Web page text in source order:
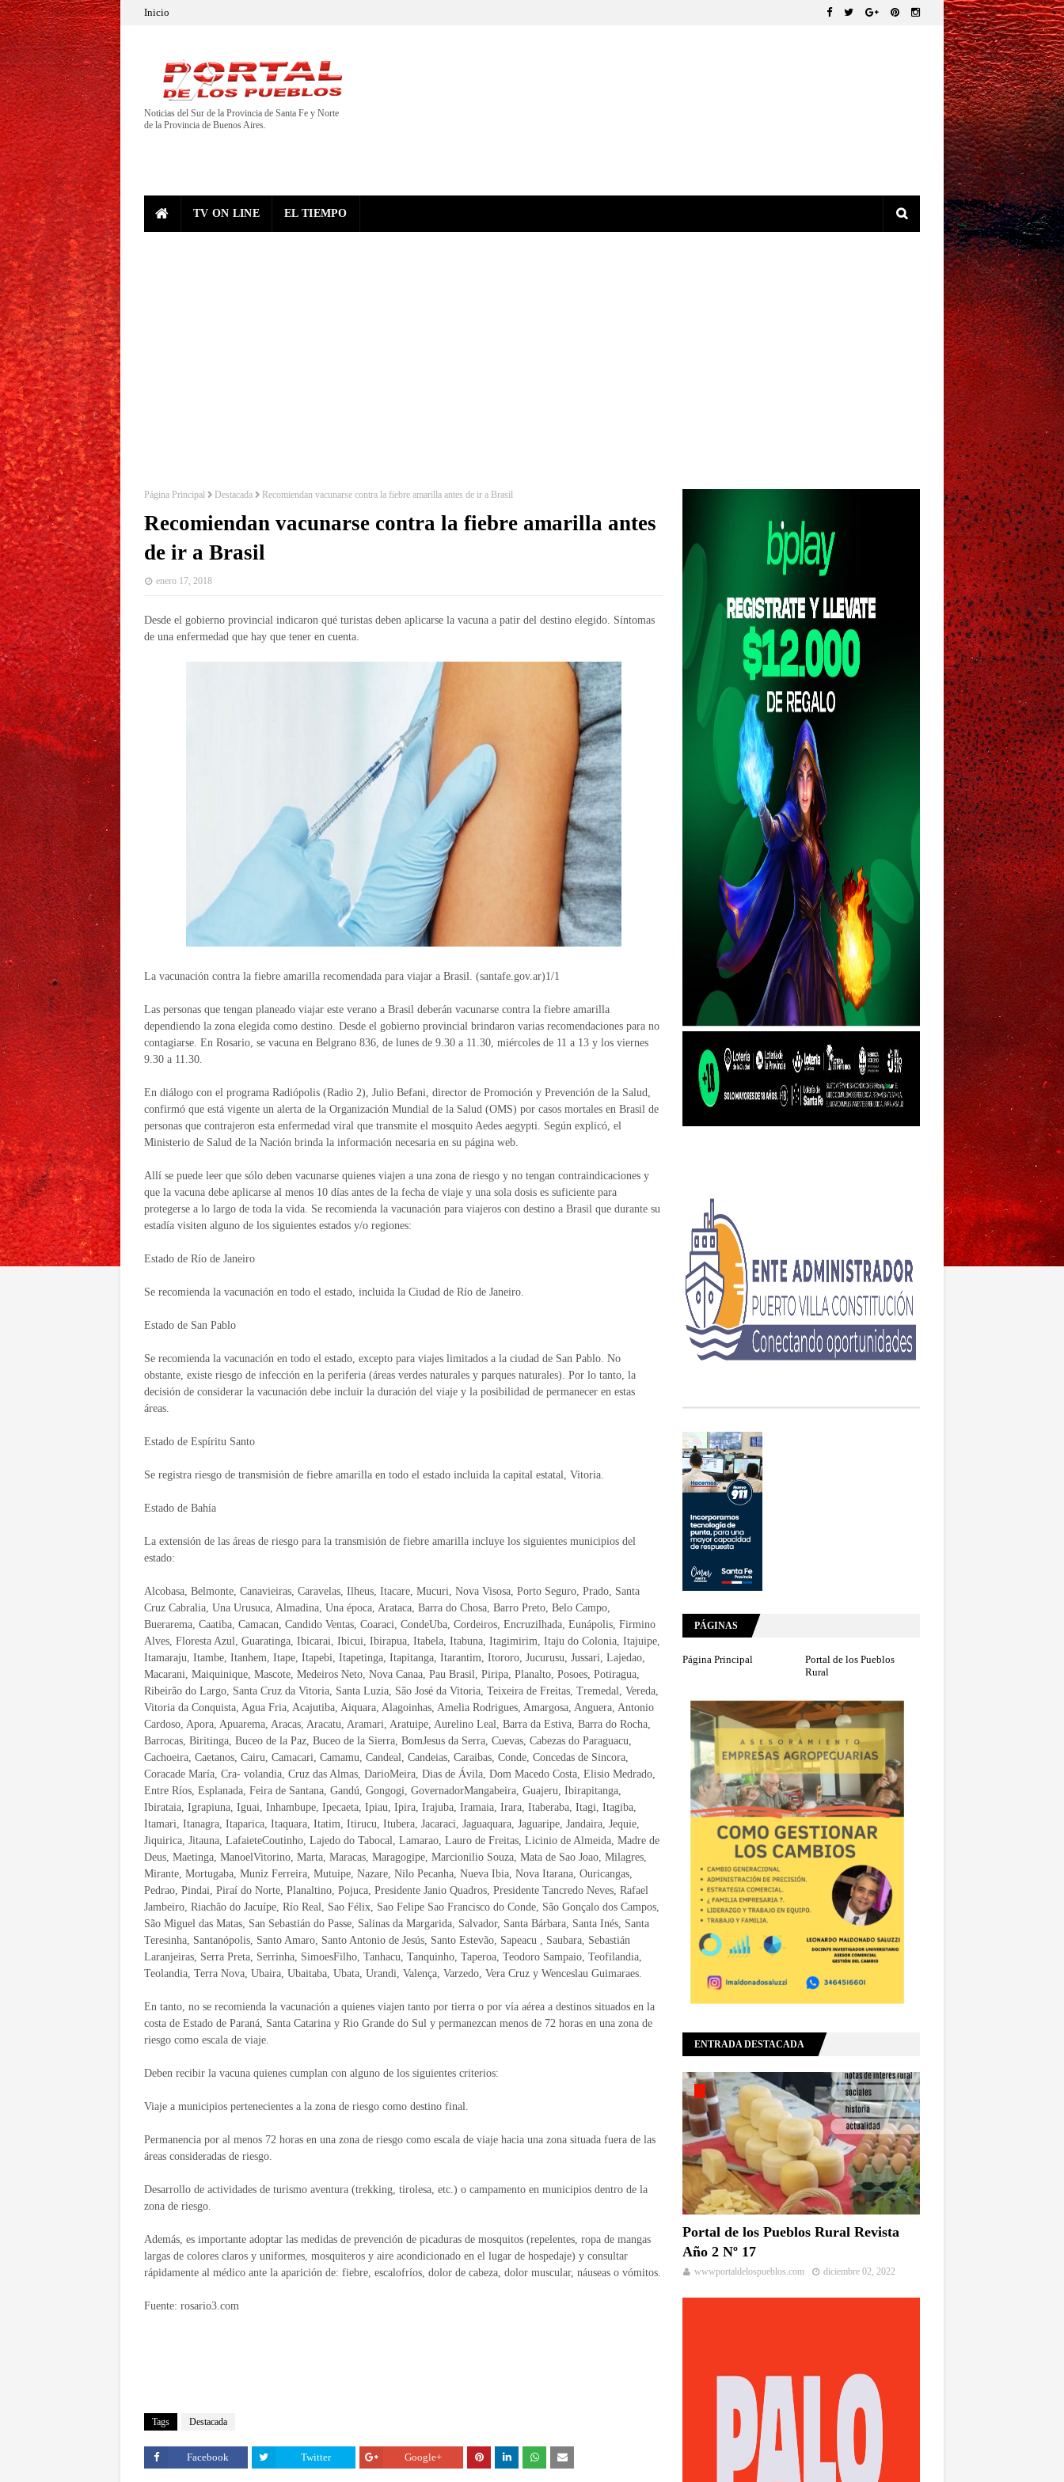
Inicio
Noticias del Sur de la Provincia de Santa Fe y Norte
de la Provincia de Buenos Aires.
TV ON LINE EL TIEMPO
Página Principal Destacada Recomiendan vacunarse contra la fiebre amarilla antes de ir a Brasil
Recomiendan vacunarse contra la fiebre amarilla antes
de ir a Brasil
enero 17, 2018
Desde el gobierno provincial indicaron qué turistas deben aplicarse la vacuna a patir del destino elegido. Síntomas
de una enfermedad que hay que tener en cuenta.
La vacunación contra la fiebre amarilla recomendada para viajar a Brasil. (santafe.gov.ar)1/1
Las personas que tengan planeado viajar este verano a Brasil deberán vacunarse contra la fiebre amarilla
dependiendo la zona elegida como destino. Desde el gobierno provincial brindaron varias recomendaciones para no
contagiarse. En Rosario, se vacuna en Belgrano 836, de lunes de 9.30 a 11.30, miércoles de 11 a 13 y los viernes
9.30 a 11.30.
En diálogo con el programa Radiópolis (Radio 2), Julio Befani, director de Promoción y Prevención de la Salud,
confirmó que está vigente un alerta de la Organización Mundial de la Salud (OMS) por casos mortales en Brasil de
personas que contrajeron esta enfermedad viral que transmite el mosquito Aedes aegypti. Según explicó, el
Ministerio de Salud de la Nación brinda la información necesaria en su página web.
Allí se puede leer que sólo deben vacunarse quienes viajen a una zona de riesgo y no tengan contraindicaciones y
que la vacuna debe aplicarse al menos 10 días antes de la fecha de viaje y una sola dosis es suficiente para
protegerse a lo largo de toda la vida. Se recomienda la vacunación para viajeros con destino a Brasil que durante su
estadía visiten alguno de los siguientes estados y/o regiones:
Estado de Río de Janeiro
Se recomienda la vacunación en todo el estado, incluida la Ciudad de Río de Janeiro.
Estado de San Pablo
Se recomienda la vacunación en todo el estado, excepto para viajes limitados a la ciudad de San Pablo. No
obstante, existe riesgo de infección en la periferia (áreas verdes naturales y parques naturales). Por lo tanto, la
decisión de considerar la vacunación debe incluir la duración del viaje y la posibilidad de permanecer en estas
áreas.
Estado de Espíritu Santo
Se registra riesgo de transmisión de fiebre amarilla en todo el estado incluida la capital estatal, Vitoria.
Estado de Bahía
La extensión de las áreas de riesgo para la transmisión de fiebre amarilla incluye los siguientes municipios del
estado:
Alcobasa, Belmonte, Canavieiras, Caravelas, Ilheus, Itacare, Mucuri, Nova Visosa, Porto Seguro, Prado, Santa
Cruz Cabralia, Una Urusuca, Almadina, Una época, Arataca, Barra do Chosa, Barro Preto, Belo Campo,
Buerarema, Caatiba, Camacan, Candido Ventas, Coaraci, CondeUba, Cordeiros, Encruzilhada, Eunápolis, Firmino
Alves, Floresta Azul, Guaratinga, Ibicarai, Ibicui, Ibirapua, Itabela, Itabuna, Itagimirim, Itaju do Colonia, Itajuipe,
Itamaraju, Itambe, Itanhem, Itape, Itapebi, Itapetinga, Itapitanga, Itarantim, Itororo, Jucurusu, Jussari, Lajedao,
Macarani, Maiquinique, Mascote, Medeiros Neto, Nova Canaa, Pau Brasil, Piripa, Planalto, Posoes, Potiragua,
Ribeirão do Largo, Santa Cruz da Vitoria, Santa Luzia, São José da Vitoria, Teixeira de Freitas, Tremedal, Vereda,
Vitoria da Conquista, Agua Fria, Acajutiba, Aiquara, Alagoinhas, Amelia Rodrigues, Amargosa, Anguera, Antonio
Cardoso, Apora, Apuarema, Aracas, Aracatu, Aramari, Aratuipe, Aurelino Leal, Barra da Estiva, Barra do Rocha,
Barrocas, Biritinga, Buceo de la Paz, Buceo de la Sierra, BomJesus da Serra, Cuevas, Cabezas do Paraguacu,
Cachoeira, Caetanos, Cairu, Camacari, Camamu, Candeal, Candeias, Caraibas, Conde, Concedas de Sincora,
Coracade María, Cra- volandia, Cruz das Almas, DarioMeira, Dias de Ávila, Dom Macedo Costa, Elisio Medrado,
Entre Ríos, Esplanada, Feira de Santana, Gandú, Gongogi, GovernadorMangabeira, Guajeru, Ibirapitanga,
Ibirataia, Igrapiuna, Iguai, Inhambupe, Ipecaeta, Ipiau, Ipira, Irajuba, Iramaia, Irara, Itaberaba, Itagi, Itagiba,
Itamari, Itanagra, Itaparica, Itaquara, Itatim, Itirucu, Itubera, Jacaraci, Jaguaquara, Jaguaripe, Jandaira, Jequie,
Jiquirica, Jitauna, LafaieteCoutinho, Lajedo do Tabocal, Lamarao, Lauro de Freitas, Licinio de Almeida, Madre de
Deus, Maetinga, ManoelVitorino, Marta, Maracas, Maragogipe, Marcionilio Souza, Mata de Sao Joao, Milagres,
Mirante, Mortugaba, Muniz Ferreira, Mutuipe, Nazare, Nilo Pecanha, Nueva Ibia, Nova Itarana, Ouricangas,
Pedrao, Pindai, Piraí do Norte, Planaltino, Pojuca, Presidente Janio Quadros, Presidente Tancredo Neves, Rafael
Jambeiro, Riachão do Jacuípe, Río Real, Sao Félix, Sao Felipe Sao Francisco do Conde, São Gonçalo dos Campos,
São Miguel das Matas, San Sebastián do Passe, Salinas da Margarida, Salvador, Santa Bárbara, Santa Inés, Santa
Teresinha, Santanópolis, Santo Amaro, Santo Antonio de Jesús, Santo Estevão, Sapeacu , Saubara, Sebastián
Laranjeiras, Serra Preta, Serrinha, SimoesFilho, Tanhacu, Tanquinho, Taperoa, Teodoro Sampaio, Teofilandia,
Teolandia, Terra Nova, Ubaira, Ubaitaba, Ubata, Urandi, Valença, Varzedo, Vera Cruz y Wenceslau Guimaraes.
En tanto, no se recomienda la vacunación a quienes viajen tanto por tierra o por vía aérea a destinos situados en la
costa de Estado de Paraná, Santa Catarina y Rio Grande do Sul y permanezcan menos de 72 horas en una zona de
riesgo como escala de viaje.
Deben recibir la vacuna quienes cumplan con alguno de los siguientes criterios:
Viaje a municipios pertenecientes a la zona de riesgo como destino final.
Permanencia por al menos 72 horas en una zona de riesgo como escala de viaje hacia una zona situada fuera de las
áreas consideradas de riesgo.
Desarrollo de actividades de turismo aventura (trekking, tirolesa, etc.) o campamento en municipios dentro de la
zona de riesgo.
Además, es importante adoptar las medidas de prevención de picaduras de mosquitos (repelentes, ropa de mangas
largas de colores claros y uniformes, mosquiteros y aire acondicionado en el lugar de hospedaje) y consultar
rápidamente al médico ante la aparición de: fiebre, escalofríos, dolor de cabeza, dolor muscular, náuseas o vómitos.
Fuente: rosario3.com
Tags Destacada
Facebook Twitter Google+
PÁGINAS
Página Principal
Portal de los Pueblos
Rural
ENTRADA DESTACADA
Portal de los Pueblos Rural Revista
Año 2 Nº 17
wwwportaldelospueblos.com diciembre 02, 2022